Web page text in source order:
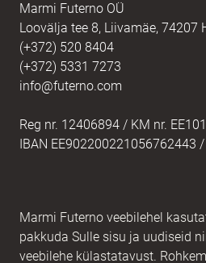
Marmi Futerno veebilehel
pakkuda Sulle sisu ja uudiseid
veebilehe külastatavust.
Sõnum
Marmi Futerno OÜ
Loovälja tee 8, Liivamäe, 74207
(+372) 520 8404
(+372) 5331 7273
info@futerno.com
Reg nr. 12406894 / KM nr.
IBAN EE902200221056762443 /